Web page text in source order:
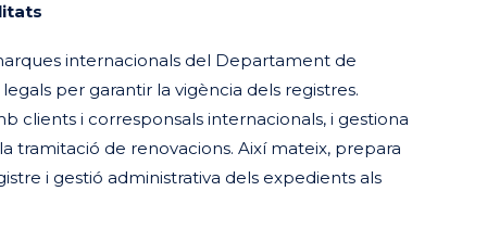
internacionals del Departament de
per garantir la vigència dels registres.
clients i corresponsals internacionals, i gestiona
tramitació de renovacions. Així mateix, prepara
i gestió administrativa dels expedients als